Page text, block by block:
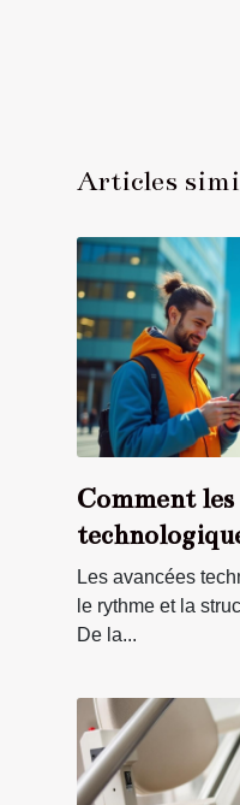
Articles
Comment
elles notre
Les avancées
le rythme et la
De la...